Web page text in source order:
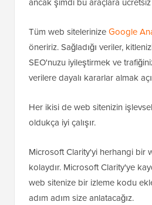
Tüm web sitelerinizeGoogle
öneririz. Sağladığı veriler,
SEO'nuzu iyileştirmek ve
verilere dayalı kararlar almak
Her ikisi de web sitenizin
oldukça iyi çalışır.
Microsoft Clarity'yi herhangi bir
kolaydır. Microsoft Clarity'ye
web sitenize bir izleme kodu
adım adım size anlatacağız.